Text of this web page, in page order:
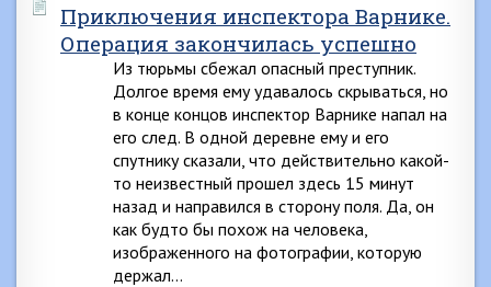
Приключения инспектора Варнике.
Операция закончилась успешно
Из тюрьмы сбежал опасный преступник.
Долгое время ему удавалось скрываться, но
в конце концов инспектор Варнике напал на
его след. В одной деревне ему и его
спутнику сказали, что действительно какой-
то неизвестный прошел здесь 15 минут
назад и направился в сторону поля. Да, он
как будто бы похож на человека,
изображенного на фотографии, которую
держал…